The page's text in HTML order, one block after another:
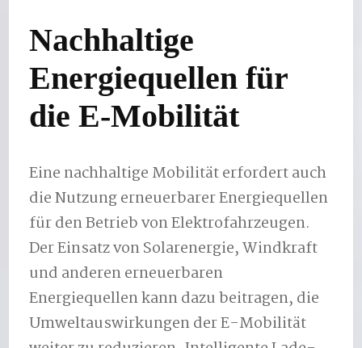
Nachhaltige
Energiequellen für
die E-Mobilität
Eine nachhaltige Mobilität erfordert auch
die Nutzung erneuerbarer Energiequellen
für den Betrieb von Elektrofahrzeugen.
Der Einsatz von Solarenergie, Windkraft
und anderen erneuerbaren
Energiequellen kann dazu beitragen, die
Umweltauswirkungen der E-Mobilität